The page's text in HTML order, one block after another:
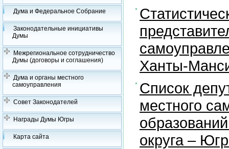
Дума и Федеральное Собрание
Законодательные инициативы
Думы
Межрегиональное сотрудничество
Думы (договоры и соглашения)
Дума и органы местного
самоуправления
Совет Законодателей
Награды Думы Югры
Карта сайта
Ханты-
Список
местного
округа –